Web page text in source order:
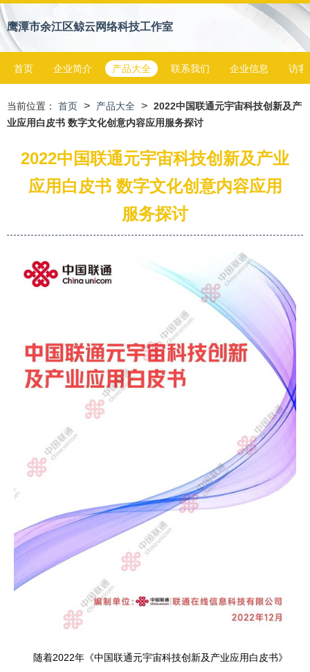
鹰潭市余江区鲸云网络科技工作室
首页 企业简介 产品大全 联系我们 企业信息 访客
当前位置： 首页 > 产品大全 > 2022中国联通元宇宙科技创新及产
业应用白皮书 数字文化创意内容应用服务探讨
2022中国联通元宇宙科技创新及产业
应用白皮书 数字文化创意内容应用
服务探讨
随着2022年《中国联通元宇宙科技创新及产业应用白皮书》